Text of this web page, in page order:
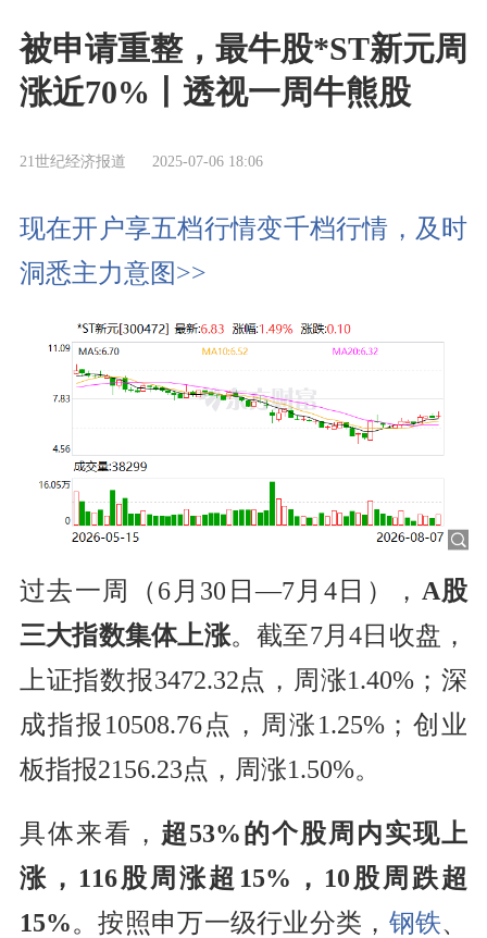
被申请重整，最牛股*ST新元周
涨近70%丨透视一周牛熊股
21世纪经济报道 2025-07-06 18:06
现在开户享五档行情变千档行情，及时
洞悉主力意图>>
过去一周（6月30日—7月4日）， A股
三大指数集体上涨。截至7月4日收盘，
上证指数报3472.32点，周涨1.40%；深
成指报10508.76点，周涨1.25%；创业
板指报2156.23点，周涨1.50%。
具体来看， 超53%的个股周内实现上
涨，116股周涨超15%，10股周跌超
15%。按照申万一级行业分类， 钢铁、